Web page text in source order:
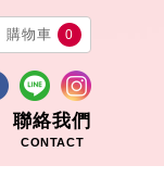
購物車 0
聯絡我們
CONTACT